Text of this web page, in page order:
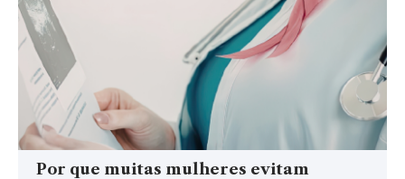
Por que muitas mulheres evitam